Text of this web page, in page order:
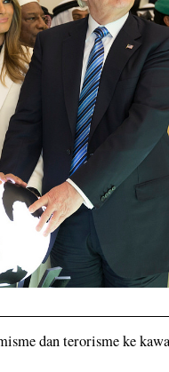
dan terorisme ke